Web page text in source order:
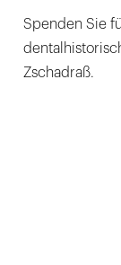
Spenden Sie
Zschadraß.